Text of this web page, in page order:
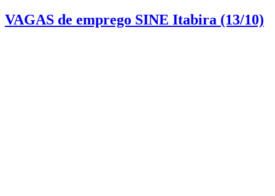
VAGAS de emprego SINE Itabira (13/10)